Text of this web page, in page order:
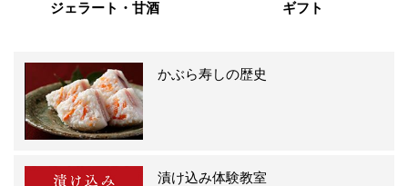
ジェラート・甘酒 ギフト
かぶら寿しの歴史
漬け込み体験教室